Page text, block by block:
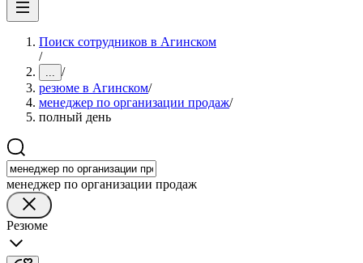
Поиск сотрудников в Агинском
/
... /
резюме в Агинском/
менеджер по организации продаж/
полный день
менеджер по организации продаж
Резюме